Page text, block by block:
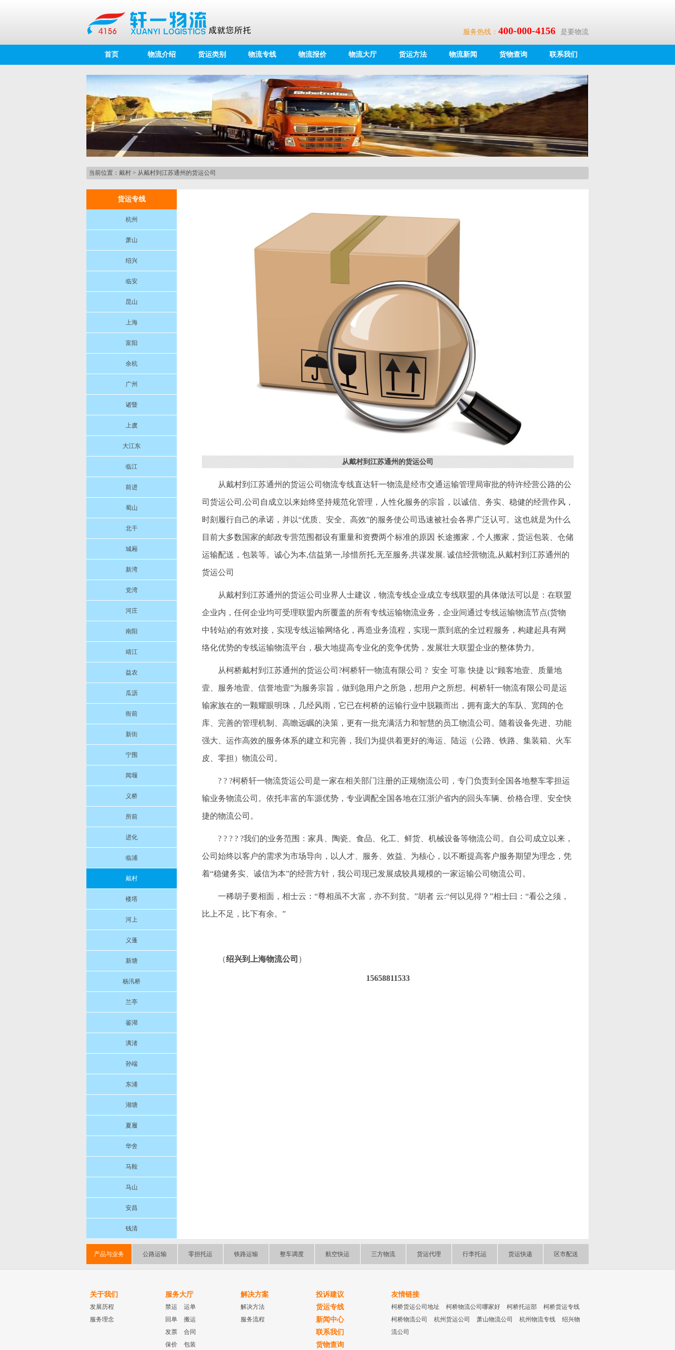
服务热线： 400-000-4156 是要物流
首页 物流介绍 货运类别 物流专线 物流报价 物流大厅 货运方法 物流新闻 货物查询 联系我们
当前位置： 戴村 > 从戴村到江苏通州的货运公司
货运专线
杭州
萧山
绍兴
临安
昆山
上海
富阳
余杭
广州
诸暨
上虞
大江东
临江
前进
蜀山
北干
城厢
新湾
党湾
河庄
南阳
靖江
益农
瓜沥
衙前
新街
宁围
闻堰
义桥
所前
进化
临浦
戴村
楼塔
河上
义蓬
新塘
杨汛桥
兰亭
鉴湖
漓渚
孙端
东浦
湖塘
夏履
华舍
马鞍
马山
安昌
钱清
从戴村到江苏通州的货运公司
从戴村到江苏通州的货运公司物流专线直达轩一物流是经市交通运输管理局审批的特许经营公路的公
司货运公司,公司自成立以来始终坚持规范化管理，人性化服务的宗旨，以诚信、务实、稳健的经营作风，
时刻履行自己的承诺，并以“优质、安全、高效”的服务使公司迅速被社会各界广泛认可。这也就是为什么
目前大多数国家的邮政专营范围都设有重量和资费两个标准的原因 长途搬家，个人搬家，货运包装、仓储
运输配送，包装等。诚心为本,信益第一,珍惜所托,无至服务,共谋发展. 诚信经营物流,从戴村到江苏通州的
货运公司
从戴村到江苏通州的货运公司业界人士建议，物流专线企业成立专线联盟的具体做法可以是：在联盟
企业内，任何企业均可受理联盟内所覆盖的所有专线运输物流业务，企业间通过专线运输物流节点(货物
中转站)的有效对接，实现专线运输网络化，再造业务流程，实现一票到底的全过程服务，构建起具有网
络化优势的专线运输物流平台，极大地提高专业化的竞争优势，发展壮大联盟企业的整体势力。
从柯桥戴村到江苏通州的货运公司?柯桥轩一物流有限公司 ? 安全 可靠 快捷 以“顾客地壹、质量地
壹、服务地壹、信誉地壹”为服务宗旨，做到急用户之所急，想用户之所想。柯桥轩一物流有限公司是运
输家族在的一颗耀眼明珠，几经风雨，它已在柯桥的运输行业中脱颖而出，拥有庞大的车队、宽阔的仓
库、完善的管理机制、高瞻远瞩的决策，更有一批充满活力和智慧的员工物流公司。随着设备先进、功能
强大、运作高效的服务体系的建立和完善，我们为提供着更好的海运、陆运（公路、铁路、集装箱、火车
皮、零担）物流公司。
? ? ?柯桥轩一物流货运公司是一家在相关部门注册的正规物流公司，专门负责到全国各地整车零担运
输业务物流公司。依托丰富的车源优势，专业调配全国各地在江浙沪省内的回头车辆、价格合理、安全快
捷的物流公司。
? ? ? ? ?我们的业务范围：家具、陶瓷、食品、化工、鲜货、机械设备等物流公司。自公司成立以来，
公司始终以客户的需求为市场导向，以人才、服务、效益、为核心，以不断提高客户服务期望为理念，凭
着“稳健务实、诚信为本”的经营方针，我公司现已发展成较具规模的一家运输公司物流公司。
一稀胡子要相面，相士云：“尊相虽不大富，亦不到贫。”胡者 云:“何以见得？”相士曰：“看公之须，
比上不足，比下有余。”
（绍兴到上海物流公司 ）
15658811533
产品与业务 公路运输 零担托运 铁路运输 整车调度 航空快运 三方物流 货运代理 行李托运 货运快递 区市配送
关于我们
发展历程
服务理念
服务大厅
禁运
运单
回单
搬运
发票
合同
保价
包装
解决方案
解决方法
服务流程
投诉建议
货运专线
新闻中心
联系我们
货物查询
友情链接
柯桥货运公司地址 柯桥物流公司哪家好 柯桥托运部
柯桥货运专线
柯桥物流公司
杭州货运公司 萧山物流公司 杭州物流专线
绍兴物
流公司